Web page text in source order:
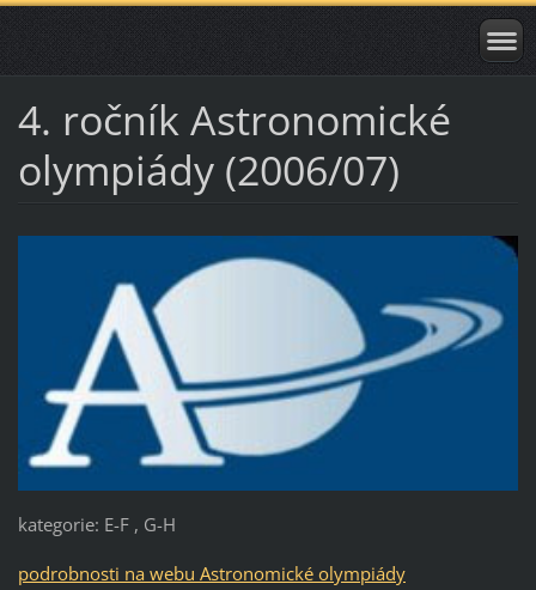
4. ročník Astronomické
olympiády (2006/07)
kategorie: E-F , G-H
podrobnosti na webu Astronomické olympiády